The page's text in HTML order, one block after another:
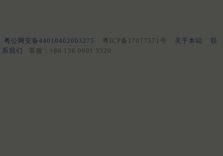
粤公网安备44010402003275 粤ICP备17077571号 关于本站
联
系我们
客服：+86 136 0901 3320